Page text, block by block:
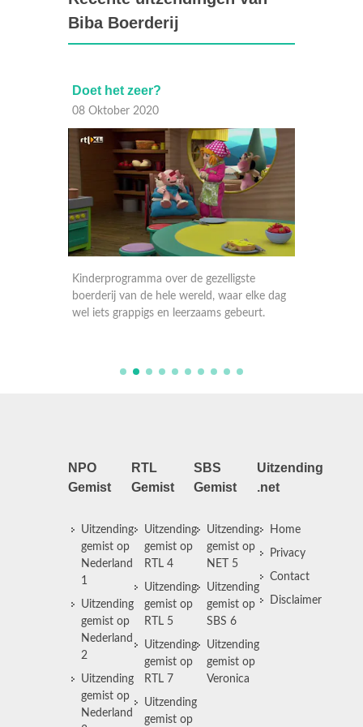
Biba Boerderij
Doet het zeer?
08 Oktober 2020
Kinderprogramma over de gezelligste
boerderij van de hele wereld, waar elke dag
wel iets grappigs en leerzaams gebeurt.
NPO
Gemist
Uitzending
gemist op
Nederland
1
Uitzending
gemist op
Nederland
2
Uitzending
gemist op
Nederland
RTL
Gemist
Uitzending
gemist op
RTL 4
Uitzending
gemist op
RTL 5
Uitzending
gemist op
RTL 7
Uitzending
gemist op
SBS
Gemist
Uitzending
gemist op
NET 5
Uitzending
gemist op
SBS 6
Uitzending
gemist op
Veronica
Uitzending
.net
Home
Privacy
Contact
Disclaimer